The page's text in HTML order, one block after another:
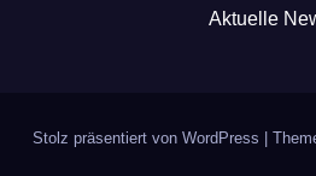
Aktuelle
Stolz präsentiert von WordPress